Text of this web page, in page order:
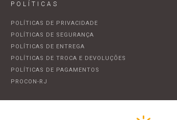
POLÍTICAS
POLÍTICAS DE PRIVACIDADE
POLÍTICAS DE SEGURANÇA
POLÍTICAS DE ENTREGA
POLÍTICAS DE TROCA E DEVOLUÇÕES
POLÍTICAS DE PAGAMENTOS
PROCON-RJ